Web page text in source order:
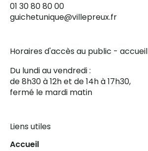
01 30 80 80 00
guichetunique@villepreux.fr
Horaires d'accès au public - accueil
Du lundi au vendredi :
de 8h30 à 12h et de 14h à 17h30,
fermé le mardi matin
Liens utiles
Accueil